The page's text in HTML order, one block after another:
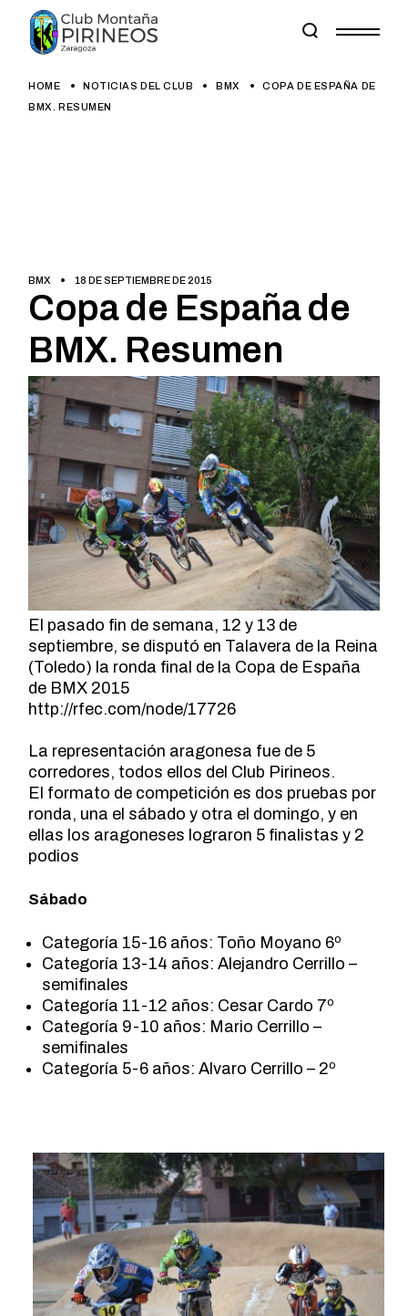
content
HOME NOTICIAS DEL CLUB BMX
COPA DE ESPAÑA DE
BMX. RESUMEN
BMX 18 DE SEPTIEMBRE DE 2015
Copa de España de
BMX. Resumen
El pasado fin de semana, 12 y 13 de
septiembre, se disputó en Talavera de la Reina
(Toledo) la ronda final de la Copa de España
de BMX 2015
http://rfec.com/node/17726
La representación aragonesa fue de 5
corredores, todos ellos del Club Pirineos.
El formato de competición es dos pruebas por
ronda, una el sábado y otra el domingo, y en
ellas los aragoneses lograron 5 finalistas y 2
podios
Sábado
Categoría 15-16 años: Toño Moyano 6º
Categoría 13-14 años: Alejandro Cerrillo –
semifinales
Categoría 11-12 años: Cesar Cardo 7º
Categoría 9-10 años: Mario Cerrillo –
semifinales
Categoría 5-6 años: Alvaro Cerrillo – 2º